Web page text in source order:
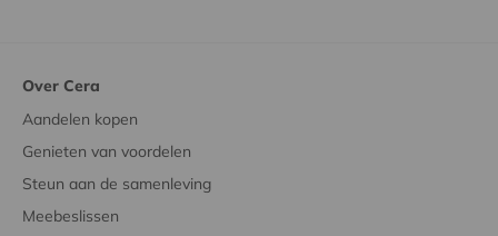
Over Cera
Aandelen kopen
Genieten van voordelen
Steun aan de samenleving
Meebeslissen